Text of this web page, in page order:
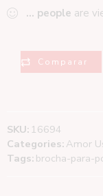
... people are
Comparar
SKU: 16694
Categories: Amor
Tags: brocha-para-